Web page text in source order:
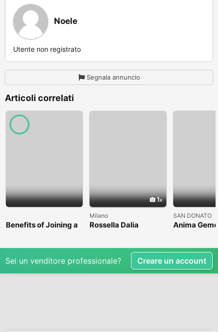
Noele
Utente non registrato
Segnala annuncio
Articoli correlati
Benefits of Joining a
Professional Nasha
1
Milano
Rossella Dalia
SAN DONATO
Anima
Sei un venditore professionale? Creare un account